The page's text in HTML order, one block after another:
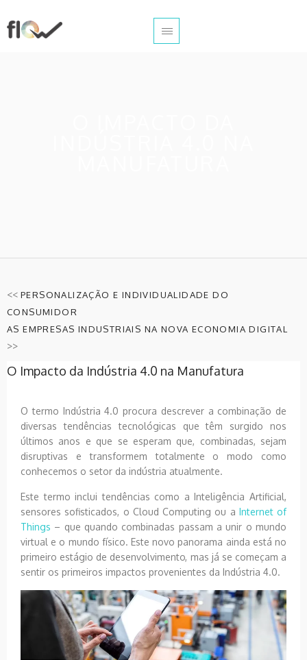
<< PERSONALIZAÇÃO E INDIVIDUALIDADE DO
CONSUMIDOR
AS EMPRESAS INDUSTRIAIS NA NOVA ECONOMIA DIGITAL
>>
O Impacto da Indústria 4.0 na Manufatura
O termo Indústria 4.0 procura descrever a combinação de
diversas tendências tecnológicas que têm surgido nos
últimos anos e que se esperam que, combinadas, sejam
disruptivas e transformem totalmente o modo como
conhecemos o setor da indústria atualmente.
Este termo inclui tendências como a Inteligência Artificial,
sensores sofisticados, o Cloud Computing ou a Internet of
Things – que quando combinadas passam a unir o mundo
virtual e o mundo físico. Este novo panorama ainda está no
primeiro estágio de desenvolvimento, mas já se começam a
sentir os primeiros impactos provenientes da Indústria 4.0.